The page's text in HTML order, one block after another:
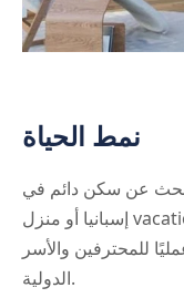
نمط الحياة
تبحث عن سكن دائم في
إسبانيا أو منزل vacation فاخر. إن القرب من المطار (حوالي
للمحترفين والأسر
الدولية.